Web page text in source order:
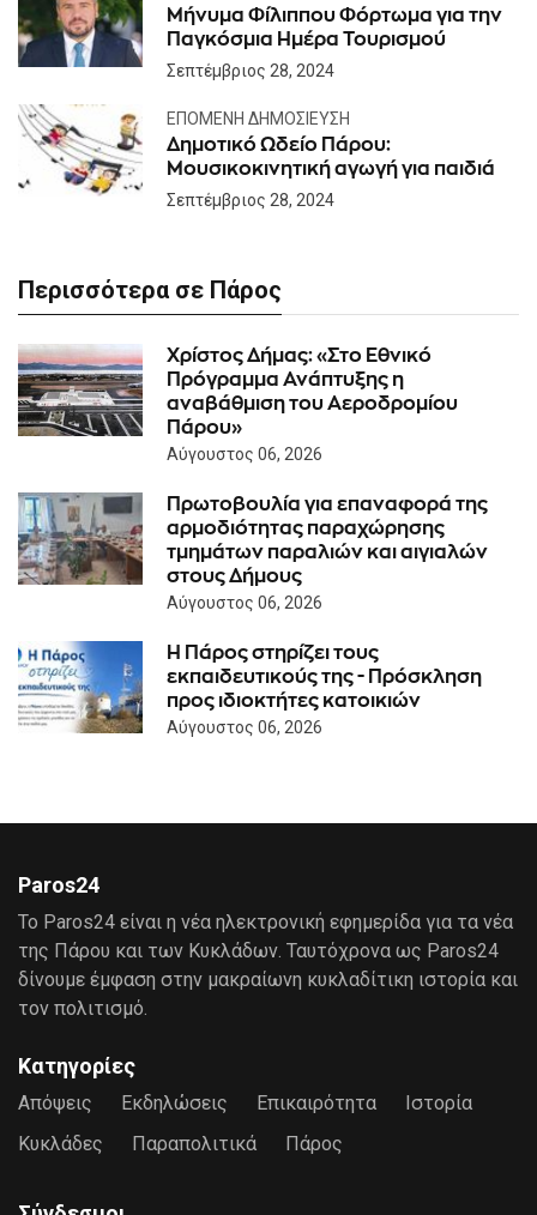
Μήνυμα Φίλιππου Φόρτωμα για την
Παγκόσμια Ημέρα Τουρισμού
Σεπτέμβριος 28, 2024
ΕΠΌΜΕΝΗ ΔΗΜΟΣΊΕΥΣΗ
Δημοτικό Ωδείο Πάρου:
Μουσικοκινητική αγωγή για παιδιά
Σεπτέμβριος 28, 2024
Περισσότερα σε Πάρος
Χρίστος Δήμας: «Στο Εθνικό
Πρόγραμμα Ανάπτυξης η
αναβάθμιση του Αεροδρομίου
Πάρου»
Αύγουστος 06, 2026
Πρωτοβουλία για επαναφορά της
αρμοδιότητας παραχώρησης
τμημάτων παραλιών και αιγιαλών
στους Δήμους
Αύγουστος 06, 2026
Η Πάρος στηρίζει τους
εκπαιδευτικούς της - Πρόσκληση
προς ιδιοκτήτες κατοικιών
Αύγουστος 06, 2026
Paros24
Το Paros24 είναι η νέα ηλεκτρονική εφημερίδα για τα νέα
της Πάρου και των Κυκλάδων. Ταυτόχρονα ως Paros24
δίνουμε έμφαση στην μακραίωνη κυκλαδίτικη ιστορία και
τον πολιτισμό.
Κατηγορίες
Απόψεις Εκδηλώσεις Επικαιρότητα
Ιστορία
Κυκλάδες
Παραπολιτικά Πάρος